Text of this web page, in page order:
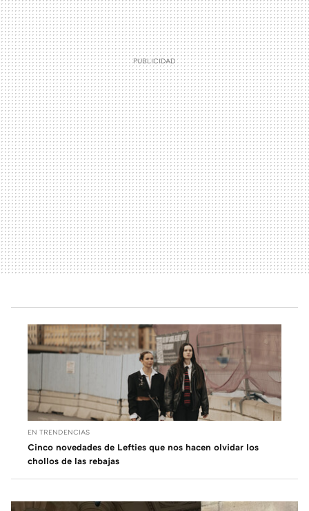
EN TRENDENCIAS
Cinco novedades de Lefties que nos hacen olvidar los
chollos de las rebajas